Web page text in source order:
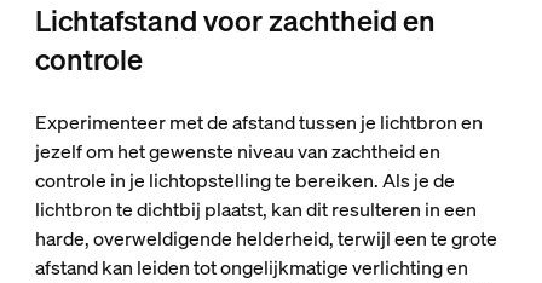
Lichtafstand voor zachtheid en
controle
Experimenteer met de afstand tussen je lichtbron en
jezelf om het gewenste niveau van zachtheid en
controle in je lichtopstelling te bereiken. Als je de
lichtbron te dichtbij plaatst, kan dit resulteren in een
harde, overweldigende helderheid, terwijl een te grote
afstand kan leiden tot ongelijkmatige verlichting en